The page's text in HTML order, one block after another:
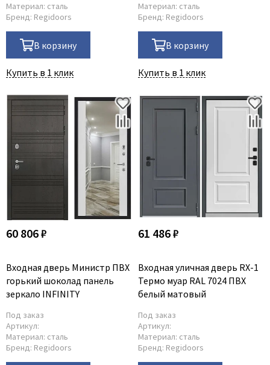
Материал: сталь
Бренд: Regidoors
В корзину
Купить в 1 клик
Материал: сталь
Бренд: Regidoors
В корзину
Купить в 1 клик
60 806 ₽
Входная дверь Министр ПВХ
горький шоколад панель
зеркало INFINITY
Под заказ
Артикул:
Материал: сталь
Бренд: Regidoors
61 486 ₽
Входная уличная дверь RX-1
Термо муар RAL 7024 ПВХ
белый матовый
Под заказ
Артикул:
Материал: сталь
Бренд: Regidoors